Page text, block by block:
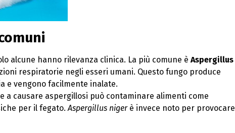
alcune hanno rilevanza clinica. La più comune è Aspergillus
respiratorie negli esseri umani. Questo fungo produce
e vengono facilmente inalate.
a causare aspergillosi può contaminare alimenti come
per il fegato.Aspergillus nigerè invece noto per provocare